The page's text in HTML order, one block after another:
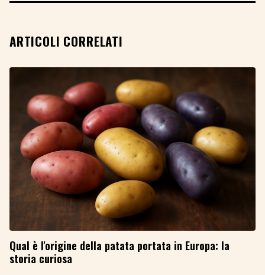
ARTICOLI CORRELATI
Qual è l'origine della patata portata in Europa: la
storia curiosa